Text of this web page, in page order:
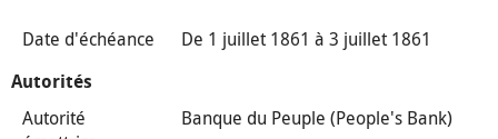
Date d'échéance
De 1 juillet 1861 à 3 juillet 1861
Autorités
Autorité
Banque du Peuple (People's Bank)